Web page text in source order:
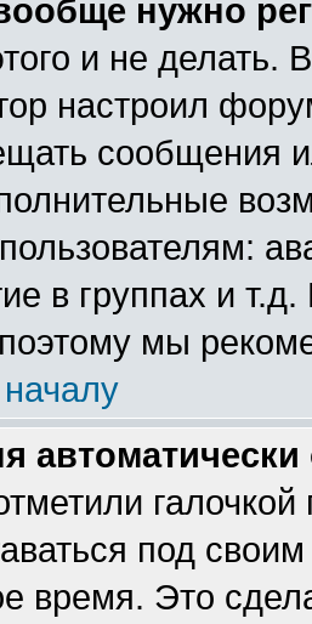
нужно
и не делать.
настроил
сообщения
в группах и
мы
автоматически
галочкой
под
время. Это